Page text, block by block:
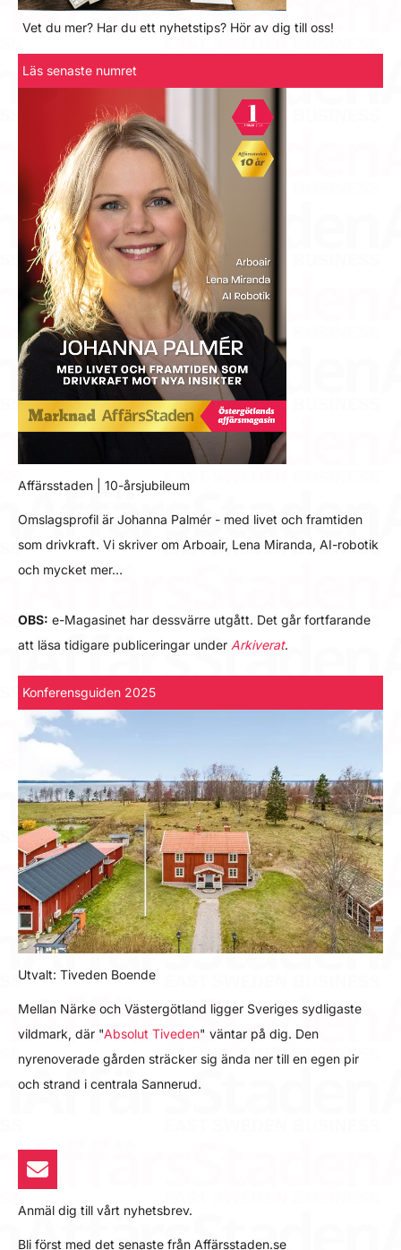
Vet du mer? Har du ett nyhetstips? Hör av dig till oss!
Läs senaste numret
Affärsstaden | 10-årsjubileum
Omslagsprofil är Johanna Palmér - med livet och framtiden
som drivkraft. Vi skriver om Arboair, Lena Miranda, AI-robotik
och mycket mer…
OBS: e-Magasinet har dessvärre utgått. Det går fortfarande
att läsa tidigare publiceringar under Arkiverat.
Konferensguiden 2025
Utvalt: Tiveden Boende
Mellan Närke och Västergötland ligger Sveriges sydligaste
vildmark, där "Absolut Tiveden" väntar på dig. Den
nyrenoverade gården sträcker sig ända ner till en egen pir
och strand i centrala Sannerud.
Anmäl dig till vårt nyhetsbrev.
Bli först med det senaste från Affärsstaden.se